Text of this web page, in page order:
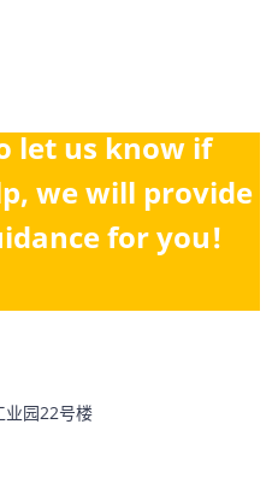
let us know if
we will provide
for you!
业园22号楼